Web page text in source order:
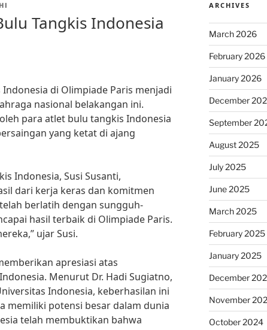
Tangkis Indonesia
di Olimpiade Paris menjadi
nasional belakangan ini.
para atlet bulu tangkis Indonesia
yang ketat di ajang
Indonesia, Susi Susanti,
dari kerja keras dan komitmen
berlatih dengan sungguh-
hasil terbaik di Olimpiade Paris.
ujar Susi.
apresiasi atas
Menurut Dr. Hadi Sugiatno,
Indonesia, keberhasilan ini
memiliki potensi besar dalam dunia
telah membuktikan bahwa
ARCHIVES
March 2026
February 2026
January 2026
December
September
August 2025
July 2025
June 2025
March 2025
February 2025
January 2025
December
November
October 2024